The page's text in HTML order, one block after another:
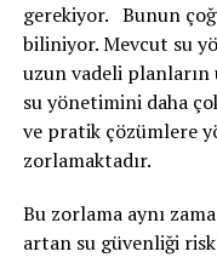
gerekiyor. Bunun
biliniyor. Mevcut su
uzun vadeli
su yönetimini daha
ve pratik çözümlere
zorlamaktadır.
Bu zorlama aynı
artan su güvenliği